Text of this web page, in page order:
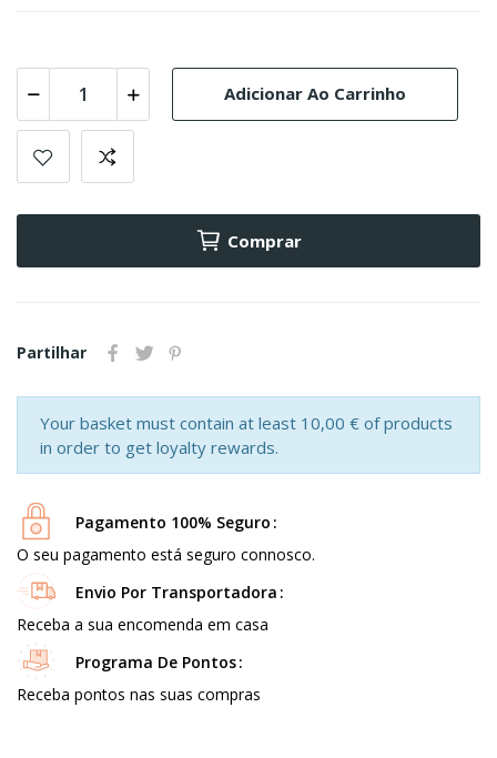
Adicionar Ao Carrinho
Comprar
Partilhar
Your basket must contain at least 10,00 € of products
in order to get loyalty rewards.
Pagamento 100% Seguro
O seu pagamento está seguro connosco.
Envio Por Transportadora
Receba a sua encomenda em casa
Programa De Pontos
Receba pontos nas suas compras